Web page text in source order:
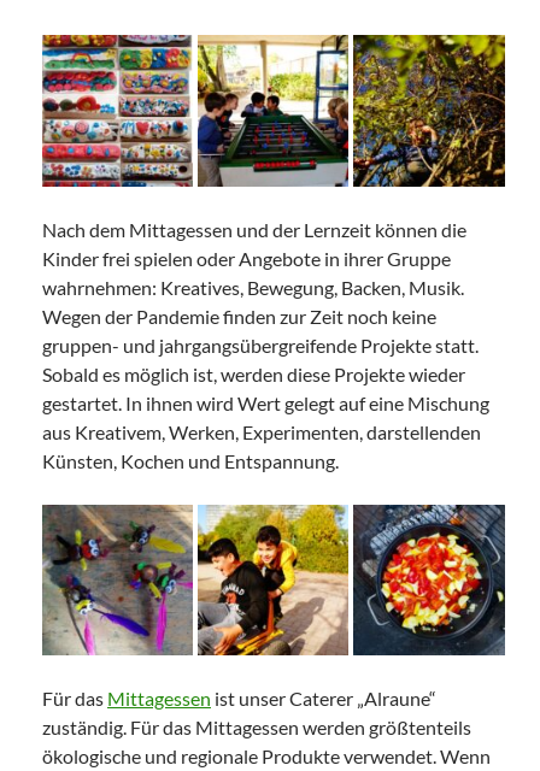
Nach dem Mittagessen und der Lernzeit können die
Kinder frei spielen oder Angebote in ihrer Gruppe
wahrnehmen: Kreatives, Bewegung, Backen, Musik.
Wegen der Pandemie finden zur Zeit noch keine
gruppen- und jahrgangsübergreifende Projekte statt.
Sobald es möglich ist, werden diese Projekte wieder
gestartet. In ihnen wird Wert gelegt auf eine Mischung
aus Kreativem, Werken, Experimenten, darstellenden
Künsten, Kochen und Entspannung.
Für das Mittagessen ist unser Caterer „Alraune“
zuständig. Für das Mittagessen werden größtenteils
ökologische und regionale Produkte verwendet. Wenn